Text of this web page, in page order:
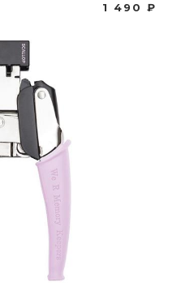
1 490 ₽